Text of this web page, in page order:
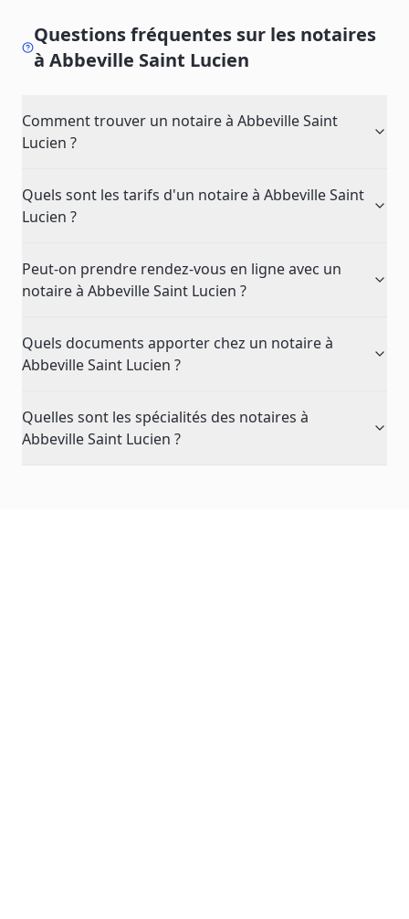
Questions fréquentes sur les notaires
à Abbeville Saint Lucien
Comment trouver un notaire à Abbeville Saint
Lucien ?
Quels sont les tarifs d'un notaire à Abbeville Saint
Lucien ?
Peut-on prendre rendez-vous en ligne avec un
notaire à Abbeville Saint Lucien ?
Quels documents apporter chez un notaire à
Abbeville Saint Lucien ?
Quelles sont les spécialités des notaires à
Abbeville Saint Lucien ?